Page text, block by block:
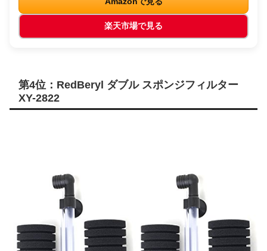
楽天市場で見る
第4位：RedBeryl ダブル スポンジフィルター
XY-2822